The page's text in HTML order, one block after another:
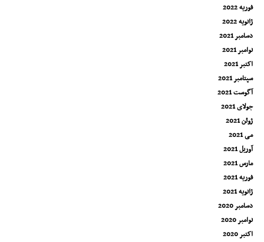
فوریه 2022
ژانویه 2022
دسامبر 2021
نوامبر 2021
اکتبر 2021
سپتامبر 2021
آگوست 2021
جولای 2021
ژوئن 2021
می 2021
آوریل 2021
مارس 2021
فوریه 2021
ژانویه 2021
دسامبر 2020
نوامبر 2020
اکتبر 2020